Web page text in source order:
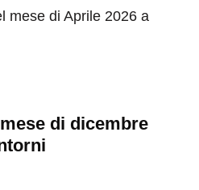
mese di Aprile 2026 a
di dicembre